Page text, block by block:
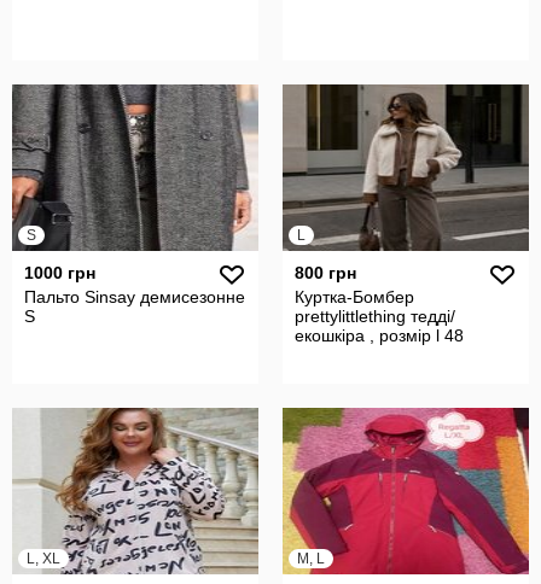
S
1000 грн
Пальто Sinsay демисезонне
S
L
800 грн
Куртка-Бомбер
prettylittlething тедді/
екошкіра , розмір l 48
L, XL M, L